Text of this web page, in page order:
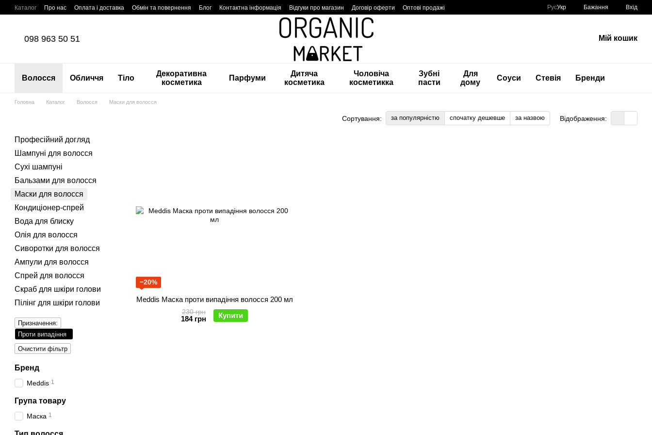
Перейти до основного контенту
Каталог Про нас Оплата і доставка Обмін та повернення Блог Контактна інформація Відгуки про магазин Договір оферти Оптові продажі РусУкр Бажання Вхід
098 963 50 51 Мій кошик
Волосся Обличчя Тіло
Декоративна
косметика
Парфуми
Дитяча
косметика
Чоловіча
косметикка
Зубні
пасти
Для
дому
Соуси Стевія Бренди
Головна Каталог Волосся Маски для волосся
Сортування: за популярністю спочатку дешевше за назвою Відображення:
−20%
Meddis Маска проти випадіння волосся 200 мл
230 грн
184 грн Купити
Професійний догляд
Шампуні для волосся
Сухі шампуні
Бальзами для волосся
Маски для волосся
Кондиціонер-спрей
Вода для блиску
Олія для волосся
Сиворотки для волосся
Ампули для волосся
Спрей для волосся
Скраб для шкіри голови
Пілінг для шкіри голови
Призначення:
Проти випадіння
Очистити фільтр
Бренд
Meddis 1
Група товару
Маска 1